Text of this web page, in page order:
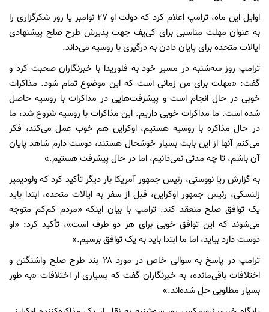
اوایل این ماه، ترامپ اعلام کرد که دولت او ۲۷ نوامبر یا روز شکرگزاری را
به عنوان مهلت مناسبی برای کی‌یف جهت پذیرش طرح صلح پیشنهادی
ایالات متحده برای پایان دادن به درگیری با روسیه می‌داند.
ترامپ روز سه‌شنبه در مسیر خود به فلوریدا با خبرنگاران صحبت کرد و
گفت: «مهلت برای من زمانی است که این موضوع تمام شود. مذاکرات
خوبی در حال انجام است و پیشرفت‌هایی در مذاکرات با روسیه حاصل
شده است. ما مذاکرات خوبی داریم. این مذاکرات با روسیه شروع شد، ما
در حال مذاکره با روسیه هستیم، اوکراین هم خوب عمل می‌کند، فکر
می‌کنم آنها از این بابت بسیار خوشحال هستند، دوست دارم شاهد پایان
آن باشم، تا چه مدتی نمی‌دانیم، اما در حال پیشرفت هستیم.»
به گزارش ریا نووستی، رئیس جمهور آمریکا بار دیگر تأکید کرد که ولودیمیر
زلنسکی، رئیس جمهور اوکراین، قبل از سفر به ایالات متحده، ابتدا باید
یک توافق صلح منعقد کند. ترامپ با بیان اینکه «مردم کم‌کم متوجه
می‌شوند که این توافق خوبی برای هر دو طرف است»، تأکید کرد: «او
دوست دارد بیاید، اما ما ابتدا باید به یک توافق برسیم.»
ترامپ در پاسخ به سوالی خاص در مورد ۲۸ بند طرح صلح واشنگتن و
اختلافات باقی‌مانده، به خبرنگاران گفت که بسیاری از اختلافات «به طور
بسیار مطلوبی حل شده‌اند.»